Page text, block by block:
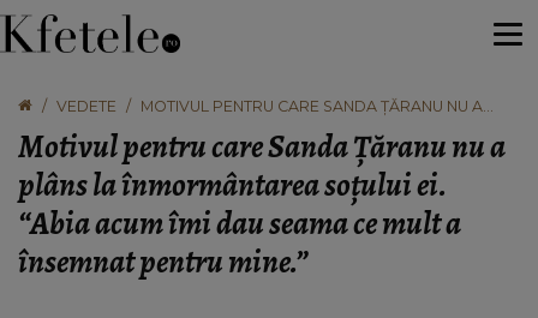
VEDETE
MOTIVUL PENTRU CARE SANDA ȚĂRANU NU A
ACUM ÎMI DAU SEAMA CE MULT A ÎNSEMNAT
PENTRU MINE.”
Motivul pentru care Sanda Țăranu nu a
plâns la înmormântarea soțului ei.
“Abia acum îmi dau seama ce mult a
însemnat pentru mine.”